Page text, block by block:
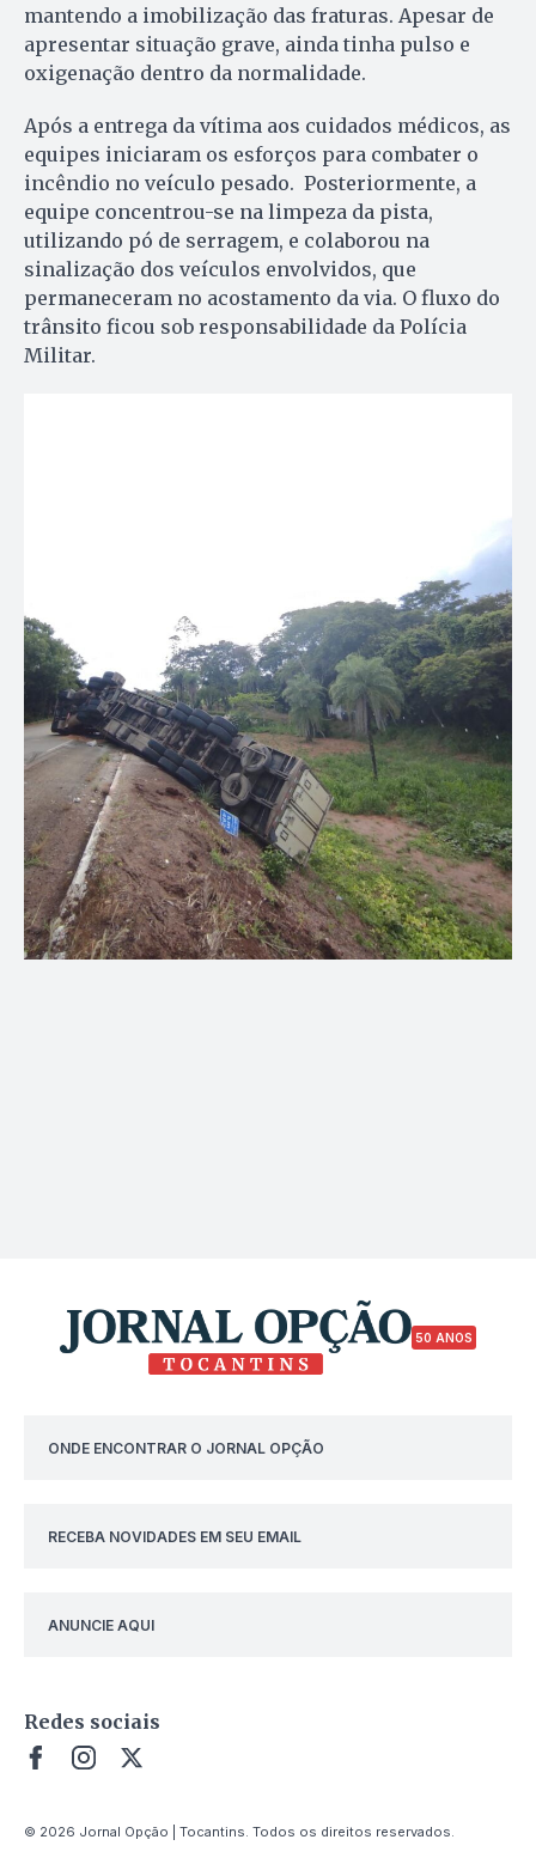
mantendo a imobilização das fraturas. Apesar de
apresentar situação grave, ainda tinha pulso e
oxigenação dentro da normalidade.
Após a entrega da vítima aos cuidados médicos, as
equipes iniciaram os esforços para combater o
incêndio no veículo pesado. Posteriormente, a
equipe concentrou-se na limpeza da pista,
utilizando pó de serragem, e colaborou na
sinalização dos veículos envolvidos, que
permaneceram no acostamento da via. O fluxo do
trânsito ficou sob responsabilidade da Polícia
Militar.
50 ANOS
ONDE ENCONTRAR O JORNAL OPÇÃO
RECEBA NOVIDADES EM SEU EMAIL
ANUNCIE AQUI
Redes sociais
© 2026 Jornal Opção | Tocantins. Todos os direitos reservados.